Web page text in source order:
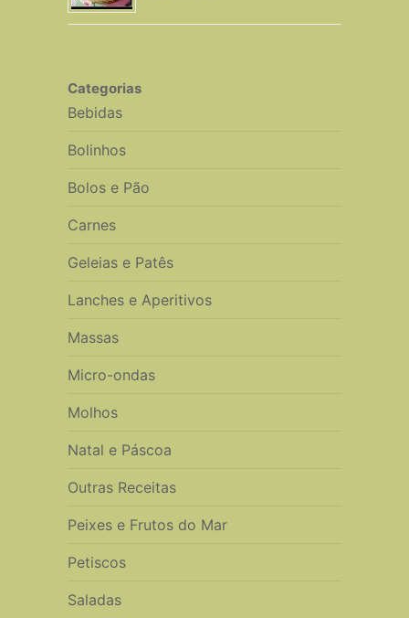
Categorias
Bebidas
Bolinhos
Bolos e Pão
Carnes
Geleias e Patês
Lanches e Aperitivos
Massas
Micro-ondas
Molhos
Natal e Páscoa
Outras Receitas
Peixes e Frutos do Mar
Petiscos
Saladas